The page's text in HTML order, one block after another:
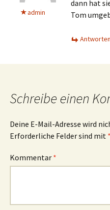
admin
dann hat
Tom
Antworten
Schreibe einen
Deine E-Mail-Adresse wird
Erforderliche Felder sind mit *
Kommentar *